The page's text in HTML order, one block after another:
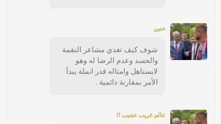
حنين
شوف كيف تغذي مشاعر النقمة
والحسد وعدم الرضا له وهو
لايستاهل وامثاله قدر انملة يبدأ
الأمر بمقارنة دائمية .
عالم غريب عجيب !!